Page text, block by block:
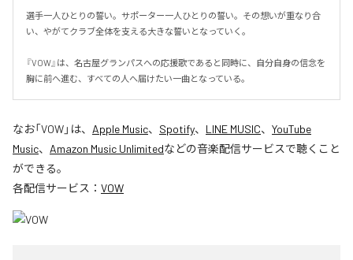
選手一人ひとりの誓い。サポーター一人ひとりの誓い。その想いが重なり合
い、やがてクラブ全体を支える大きな誓いとなっていく。
『VOW』は、名古屋グランパスへの応援歌であると同時に、自分自身の信念を
胸に前へ進む、すべての人へ届けたい一曲となっている。
なお「VOW」は、 Apple Music、 Spotify、 LINE MUSIC、 YouTube
Music、 Amazon Music Unlimitedなどの音楽配信サービスで聴くこと
ができる。
各配信サービス： VOW